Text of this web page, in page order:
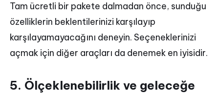
Tam ücretli bir pakete dalmadan önce, sunduğu
özelliklerin beklentilerinizi karşılayıp
karşılayamayacağını deneyin. Seçeneklerinizi
açmak için diğer araçları da denemek en iyisidir.
5. Ölçeklenebilirlik ve geleceğe